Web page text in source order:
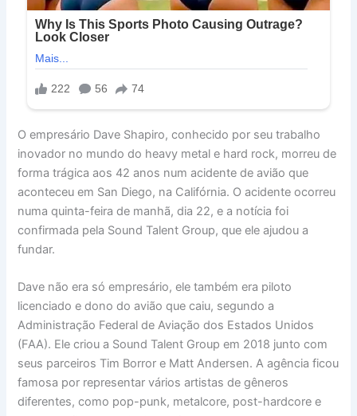
O empresário Dave Shapiro, conhecido por seu trabalho
inovador no mundo do heavy metal e hard rock, morreu de
forma trágica aos 42 anos num acidente de avião que
aconteceu em San Diego, na Califórnia. O acidente ocorreu
numa quinta-feira de manhã, dia 22, e a notícia foi
confirmada pela Sound Talent Group, que ele ajudou a
fundar.
Dave não era só empresário, ele também era piloto
licenciado e dono do avião que caiu, segundo a
Administração Federal de Aviação dos Estados Unidos
(FAA). Ele criou a Sound Talent Group em 2018 junto com
seus parceiros Tim Borror e Matt Andersen. A agência ficou
famosa por representar vários artistas de gêneros
diferentes, como pop-punk, metalcore, post-hardcore e